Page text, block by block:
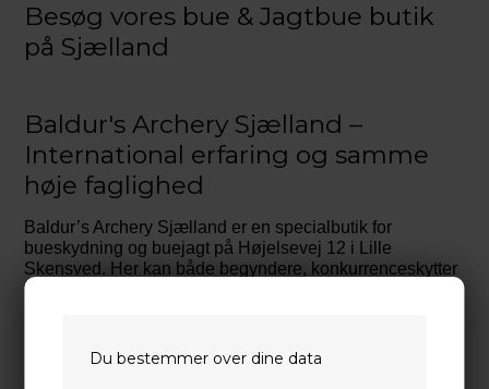
Du bestemmer over dine data
Besøg vores bue & Jagtbue butik
på Sjælland
Baldur's Archery Sjælland –
International erfaring og samme
høje faglighed
Baldur’s Archery Sjælland er en specialbutik for
bueskydning og buejagt på Højelsevej 12 i Lille
Skensved. Her kan både begyndere, konkurrenceskytter
og buejægere få personlig rådgivning om valg, tilpasning
niveau, dine mål og dit budget. Skal du købe din første